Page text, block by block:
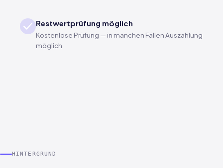
Restwertprüfung möglich
Kostenlose Prüfung — in manchen Fällen Auszahlung
möglich
HINTERGRUND